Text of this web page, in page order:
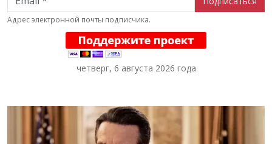
Адрес электронной почты подписчика.
четверг, 6 августа 2026 года